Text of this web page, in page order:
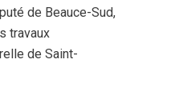
de Beauce-Sud,
travaux
de Saint-